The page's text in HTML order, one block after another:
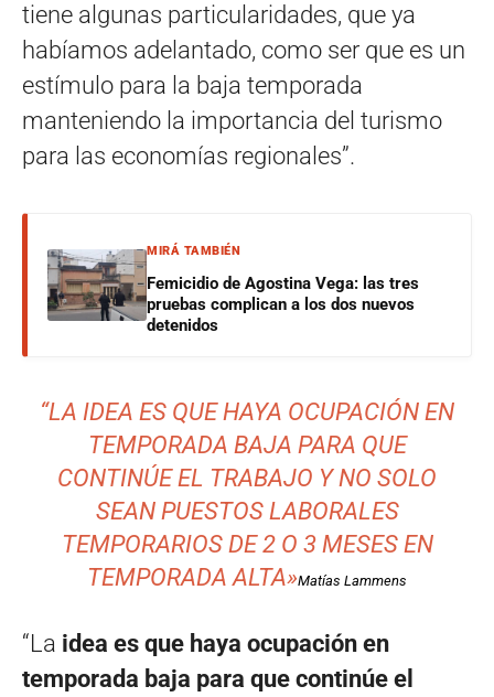
tiene algunas particularidades, que ya
habíamos adelantado, como ser que es un
estímulo para la baja temporada
manteniendo la importancia del turismo
para las economías regionales”.
MIRÁ TAMBIÉN
Femicidio de Agostina Vega: las tres
pruebas complican a los dos nuevos
detenidos
“LA IDEA ES QUE HAYA OCUPACIÓN EN
TEMPORADA BAJA PARA QUE
CONTINÚE EL TRABAJO Y NO SOLO
SEAN PUESTOS LABORALES
TEMPORARIOS DE 2 O 3 MESES EN
TEMPORADA ALTA»Matías Lammens
“La idea es que haya ocupación en
temporada baja para que continúe el